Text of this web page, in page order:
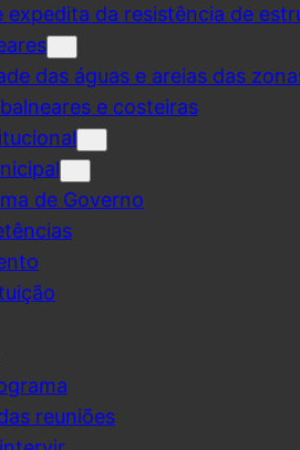
expedita da resistência de
das águas e areias das
e costeiras
de Governo
reuniões